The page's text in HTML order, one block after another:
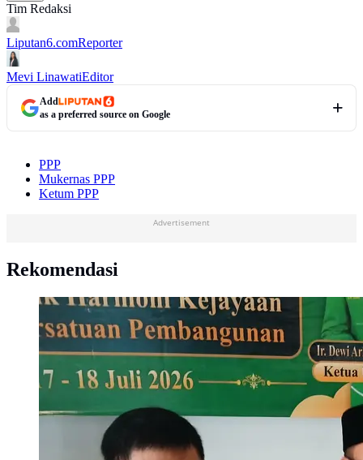
Tim Redaksi
Liputan6.comReporter
Mevi LinawatiEditor
Add
as a preferred source on Google
PPP
Mukernas PPP
Ketum PPP
Advertisement
Rekomendasi